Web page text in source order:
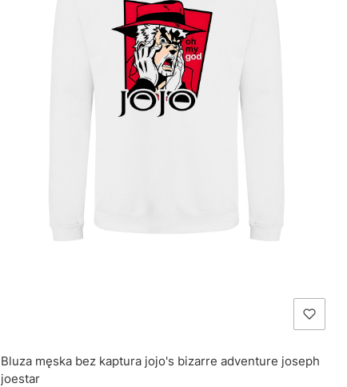
Bluza męska bez kaptura jojo's bizarre adventure joseph
joestar